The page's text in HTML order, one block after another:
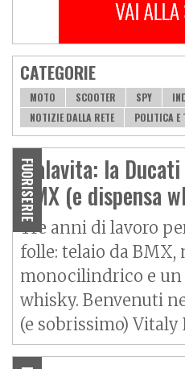
CATEGORIE
MOTO SCOOTER SPY
NOTIZIE DALLA RETE
POLITICA E
FUORISERIE
Malavita: la
BMX (e dispensa
Tre anni di lavoro
folle: telaio da BMX,
monocilindrico e un
whisky. Benvenuti
(e sobrissimo) Vitaly